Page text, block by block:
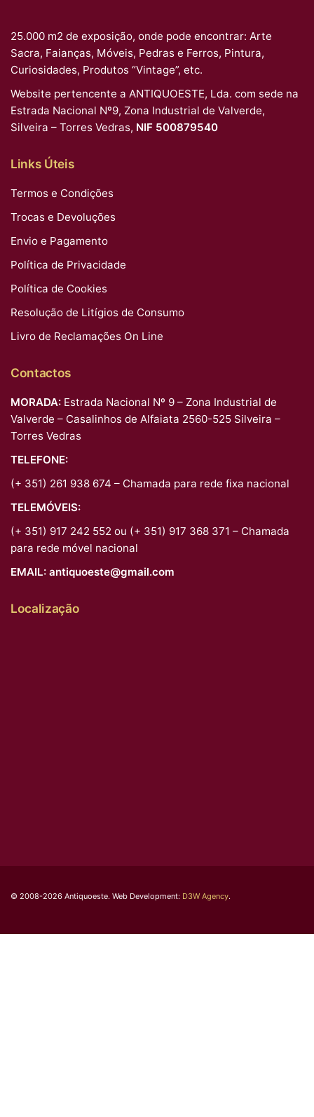
25.000 m2 de exposição, onde pode encontrar: Arte
Sacra, Faianças, Móveis, Pedras e Ferros, Pintura,
Curiosidades, Produtos “Vintage”, etc.
Website pertencente a ANTIQUOESTE, Lda. com sede na
Estrada Nacional Nº9, Zona Industrial de Valverde,
Silveira – Torres Vedras, NIF 500879540
Links Úteis
Termos e Condições
Trocas e Devoluções
Envio e Pagamento
Política de Privacidade
Política de Cookies
Resolução de Litígios de Consumo
Livro de Reclamações On Line
Contactos
MORADA: Estrada Nacional Nº 9 – Zona Industrial de
Valverde – Casalinhos de Alfaiata 2560-525 Silveira –
Torres Vedras
TELEFONE:
(+ 351) 261 938 674 – Chamada para rede fixa nacional
TELEMÓVEIS:
(+ 351) 917 242 552 ou (+ 351) 917 368 371 – Chamada
para rede móvel nacional
EMAIL: antiquoeste@gmail.com
Localização
© 2008-2026 Antiquoeste. Web Development: D3W Agency.